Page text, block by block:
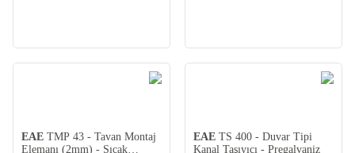
EAE TMP 43 - Tavan Montaj
Elemanı (2mm) - Sıcak
EAE TS 400 - Duvar Tipi
Kanal Taşıyıcı - Pregalvaniz